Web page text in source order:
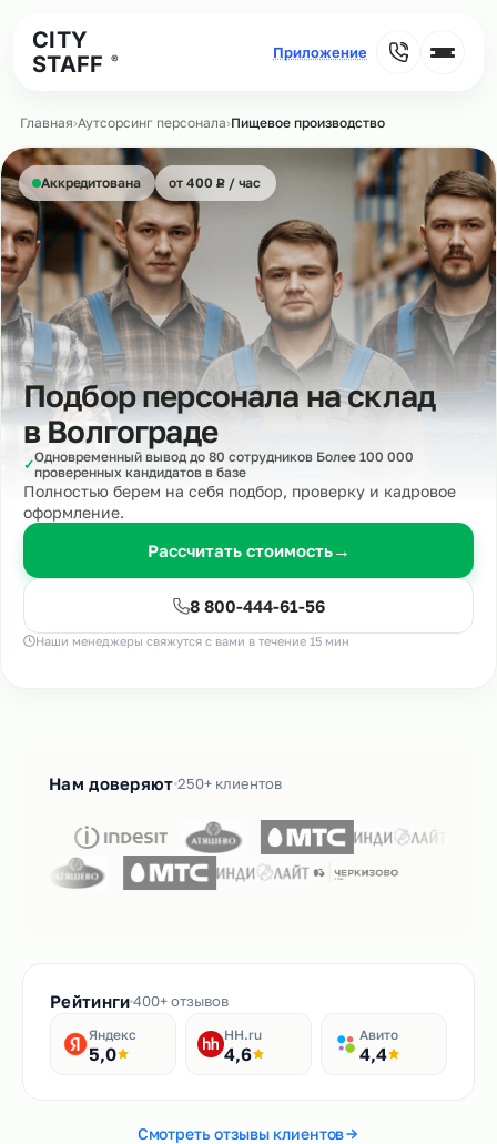
CITY
STAFF
®
Главная›Аутсорсинг персонала›Пищевое производство
Аккредитована от 400 ₽
Р/ час
Подбор персонала на склад
вВолгограде
✓Одновременный вывод до 80 сотрудников Более 100 000
проверенных кандидатов в базе
Полностью берем на себя подбор, проверку и кадровое
оформление.
Рассчитать стоимость→
8 800-444-61-56
Наши менеджеры свяжутся с вами в течение 15 мин
Нам доверяют 250+ клиентов
Рейтинги400+ отзывов
Яндекс
5,0
HH.ru
4,6
Авито
4,4
Смотреть отзывы клиентов